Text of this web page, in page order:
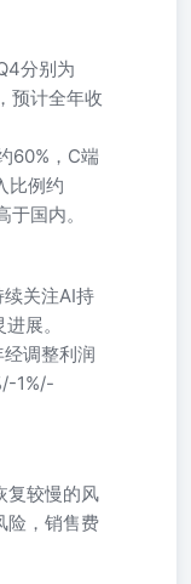
分别为
预计全年收
60%，C端
比例约
国内。
续关注AI持
展。
调整利润
1%/-
复较慢的风
险，销售费